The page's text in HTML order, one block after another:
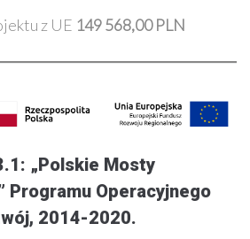
z UE 149 568,00 PLN
„Polskie Mosty
Programu Operacyjnego
2014-2020.